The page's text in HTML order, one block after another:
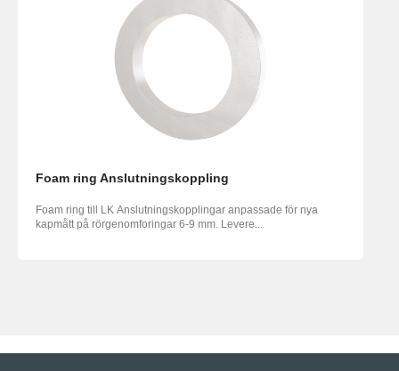
Foam ring Anslutningskoppling
Foam ring till LK Anslutningskopplingar anpassade för nya
kapmått på rörgenomforingar 6-9 mm. Levere...